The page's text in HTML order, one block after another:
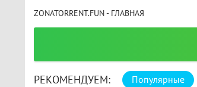
ZONATORRENT.FUN - ГЛАВНАЯ
РЕКОМЕНДУЕМ: Популярные